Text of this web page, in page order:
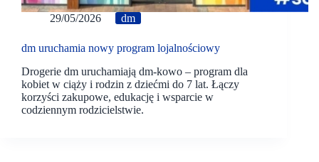
29/05/2026 dm
dm uruchamia nowy program lojalnościowy
Drogerie dm uruchamiają dm-kowo – program dla
kobiet w ciąży i rodzin z dziećmi do 7 lat. Łączy
korzyści zakupowe, edukację i wsparcie w
codziennym rodzicielstwie.